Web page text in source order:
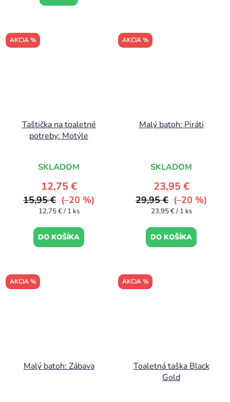
AKCIA %
Taštička na toaletné
potreby: Motýle
SKLADOM
12,75 €
15,95 € (–20 %)
Jednotková
12,75 € / 1 ks
DO KOŠÍKA
AKCIA %
Malý batoh: Piráti
SKLADOM
23,95 €
29,95 € (–20 %)
Jednotková
23,95 € / 1 ks
DO KOŠÍKA
AKCIA %
Malý batoh: Zábava
AKCIA %
Toaletná taška Black
Gold